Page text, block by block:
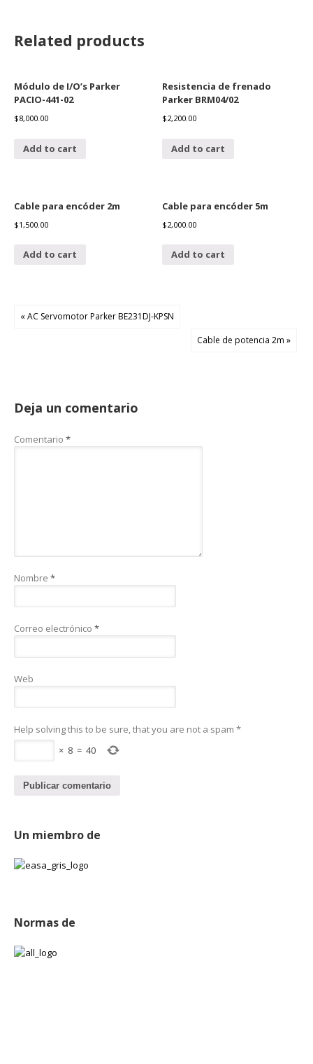
Related products
Módulo de I/O’s Parker
PACIO-441-02
$8,000.00
Add to cart
Resistencia de frenado
Parker BRM04/02
$2,200.00
Add to cart
Cable para encóder 2m
$1,500.00
Add to cart
Cable para encóder 5m
$2,000.00
Add to cart
« AC Servomotor Parker BE231DJ-KPSN
Cable de potencia 2m »
Deja un comentario
Comentario *
Nombre *
Correo electrónico *
Web
Help solving this to be sure, that you are not a spam *
× 8 = 40
Un miembro de
Normas de